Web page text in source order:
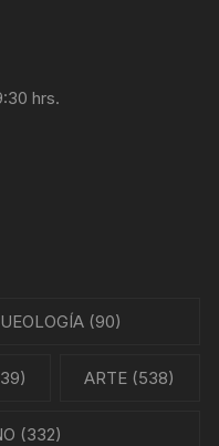
hrs.
(90)
ARTE (538)
(332)